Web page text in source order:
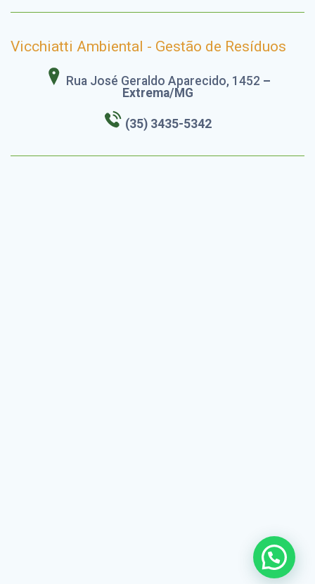
Vicchiatti Ambiental - Gestão de Resíduos
Rua José Geraldo Aparecido, 1452 –
Extrema/MG
(35) 3435-5342